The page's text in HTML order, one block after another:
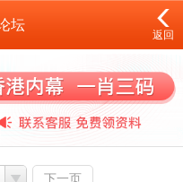
坛
返回
下一页